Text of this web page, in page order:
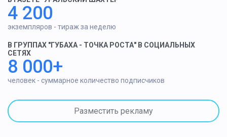
4 200
экземпляров - тираж за неделю
В ГРУППАХ "ГУБАХА - ТОЧКА РОСТА" В СОЦИАЛЬНЫХ
СЕТЯХ
8 000+
человек - суммарное количество подписчиков
Разместить рекламу